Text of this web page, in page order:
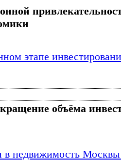
этапе
объёма
недвижимость Москвы